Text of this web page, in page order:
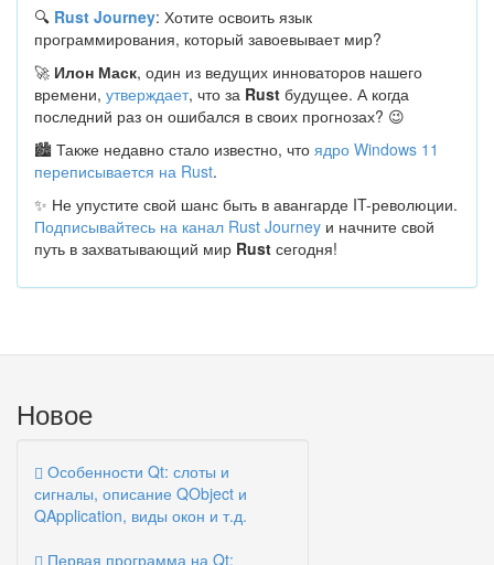
🔍 Rust Journey: Хотите освоить язык
программирования, который завоевывает мир?
🚀 Илон Маск, один из ведущих инноваторов нашего
времени, утверждает, что за Rust будущее. А когда
последний раз он ошибался в своих прогнозах? 😉
🏙 Также недавно стало известно, что ядро Windows 11
переписывается на Rust.
✨ Не упустите свой шанс быть в авангарде IT-революции.
Подписывайтесь на канал Rust Journey и начните свой
путь в захватывающий мир Rust сегодня!
Новое
Особенности Qt: слоты и
сигналы, описание QObject и
QApplication, виды окон и т.д.
Первая программа на Qt: